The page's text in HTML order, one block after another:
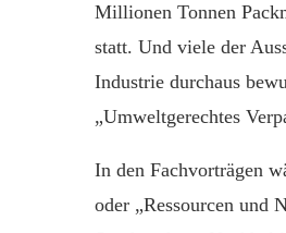
Millionen Tonnen
statt. Und viele der
Industrie durchaus
„Umweltgerechtes
In den Fachvorträgen
oder „Ressourcen und